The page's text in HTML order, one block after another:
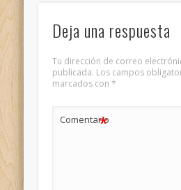
Deja una respuesta
Tu dirección de correo
publicada. Los campos
marcados con *
Comentario
*